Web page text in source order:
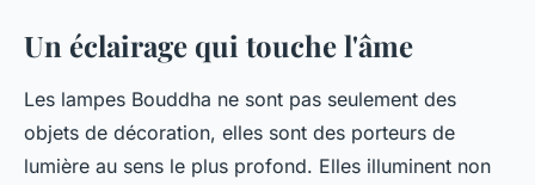
Un éclairage qui touche l'âme
Les lampes Bouddha ne sont pas seulement des
objets de décoration, elles sont des porteurs de
lumière au sens le plus profond. Elles illuminent non